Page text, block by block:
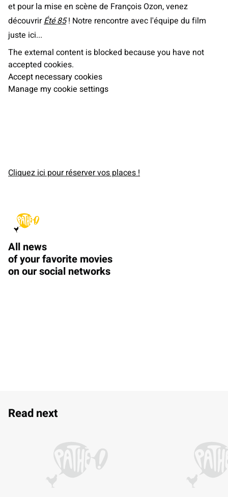
et pour la mise en scène de François Ozon, venez
découvrirÉté 85! Notre rencontre avec l'équipe du film
juste ici...
The external content is blocked because you have not
accepted cookies.
Accept necessary cookies
Manage my cookie settings
Cliquez ici pour réserver vos places !
All news
of your favorite movies
on our social networks
Read next